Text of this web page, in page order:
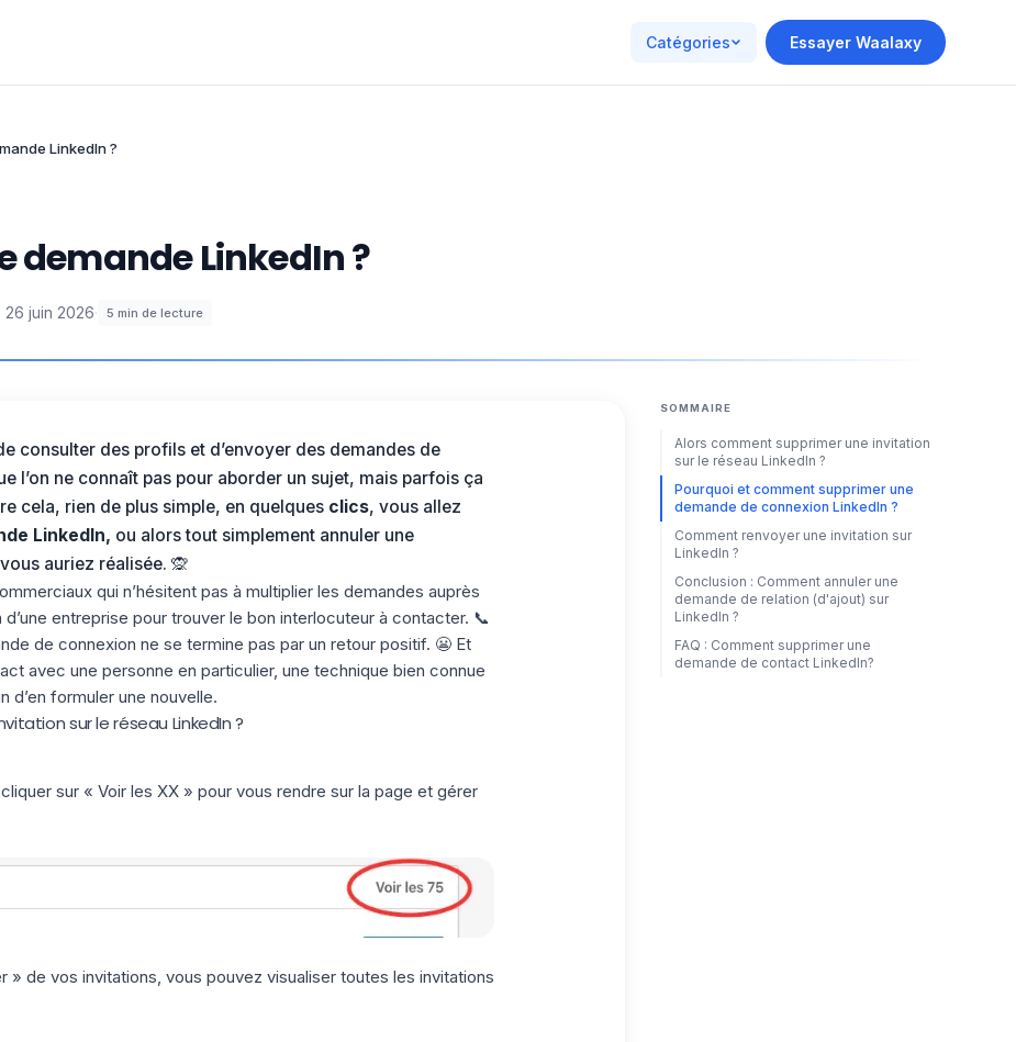
Catégories Essayer Waalaxy
LinkedIn ?
demande LinkedIn ?
26 juin 2026· 5 min de lecture
consulter des profils et d’envoyer des demandesde
l’on ne connaît pas pour aborder un sujet, mais parfois ça
cela, rien de plus simple, en quelques clics, vous allez
LinkedIn, ou alors tout simplement annuler une
auriez réalisée. 🙊
qui n’hésitent pas à multiplier les demandes auprès
entreprise pour trouver le bon interlocuteur à contacter. 📞
de connexion ne se termine pas par un retour positif. 😬 Et
avec une personne en particulier, une technique bien connue
d’en formuler une nouvelle.
sur le réseau LinkedIn ?
sur « Voir les XX » pour vous rendre sur la page et gérer
» de vos invitations, vous pouvez visualiser toutes les invitations
SOMMAIRE
Alors comment supprimer une invitation
sur le réseau LinkedIn ?
Pourquoi et comment supprimer une
demande de connexion LinkedIn ?
Comment renvoyer une invitation sur
LinkedIn ?
Conclusion : Comment annuler une
demande de relation (d'ajout) sur
LinkedIn ?
FAQ : Comment supprimer une
demande de contact LinkedIn?